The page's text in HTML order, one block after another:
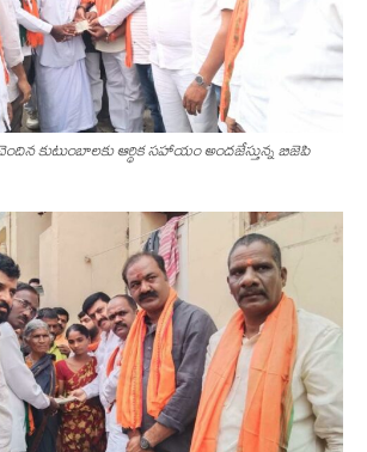
కుటుంబాలకు ఆర్థిక సహాయం అందజేస్తున్న బిజెపి